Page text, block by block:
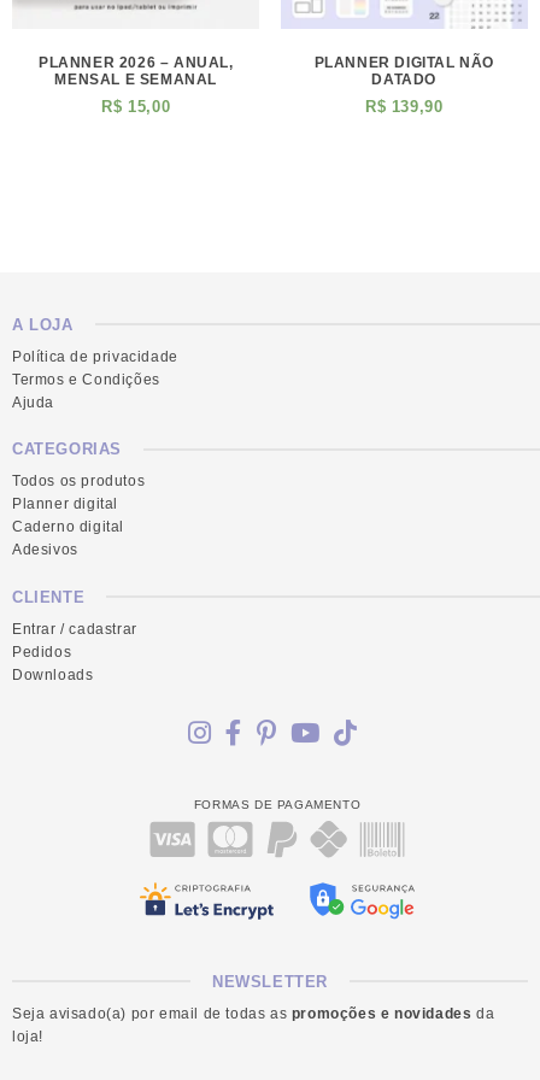
PLANNER 2026 – ANUAL,
MENSAL E SEMANAL
R$ 15,00
PLANNER DIGITAL NÃO
DATADO
R$ 139,90
A LOJA
Política de privacidade
Termos e Condições
Ajuda
CATEGORIAS
Todos os produtos
Planner digital
Caderno digital
Adesivos
CLIENTE
Entrar / cadastrar
Pedidos
Downloads
FORMAS DE PAGAMENTO
NEWSLETTER
Seja avisado(a) por email de todas as promoções e novidades da
loja!